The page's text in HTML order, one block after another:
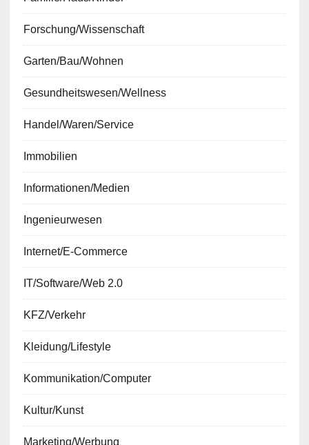
Forschung/Wissenschaft
Garten/Bau/Wohnen
Gesundheitswesen/Wellness
Handel/Waren/Service
Immobilien
Informationen/Medien
Ingenieurwesen
Internet/E-Commerce
IT/Software/Web 2.0
KFZ/Verkehr
Kleidung/Lifestyle
Kommunikation/Computer
Kultur/Kunst
Marketing/Werbung